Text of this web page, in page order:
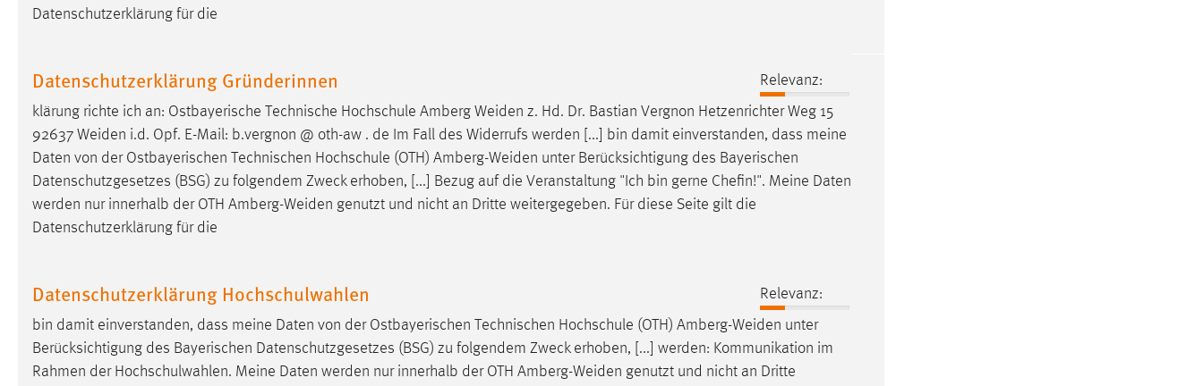
Datenschutzerklärung für die
Datenschutzerklärung Gründerinnen
Relevanz:
klärung richte ich an: Ostbayerische Technische Hochschule Amberg Weiden z. Hd. Dr. Bastian Vergnon Hetzenrichter Weg 15
92637 Weiden i.d. Opf. E-Mail: b.vergnon @ oth-aw . de Im Fall des Widerrufs werden [...] bin damit einverstanden, dass meine
Daten von der Ostbayerischen Technischen Hochschule (OTH) Amberg-Weiden unter Berücksichtigung des Bayerischen
Datenschutzgesetzes (BSG) zu folgendem Zweck erhoben, [...] Bezug auf die Veranstaltung "Ich bin gerne Chefin!". Meine Daten
werden nur innerhalb der OTH Amberg-Weiden genutzt und nicht an Dritte weitergegeben. Für diese Seite gilt die
Datenschutzerklärung für die
Datenschutzerklärung Hochschulwahlen
Relevanz:
bin damit einverstanden, dass meine Daten von der Ostbayerischen Technischen Hochschule (OTH) Amberg-Weiden unter
Berücksichtigung des Bayerischen Datenschutzgesetzes (BSG) zu folgendem Zweck erhoben, [...] werden: Kommunikation im
Rahmen der Hochschulwahlen. Meine Daten werden nur innerhalb der OTH Amberg-Weiden genutzt und nicht an Dritte
Cookie Laufzeit: 3 Monate
EXTERNE MEDIEN
Um Inhalte von Videoplattformen und Social Media
Plattformen anzeigen zu können, werden von diesen
externen Medien Cookies gesetzt.
YouTube